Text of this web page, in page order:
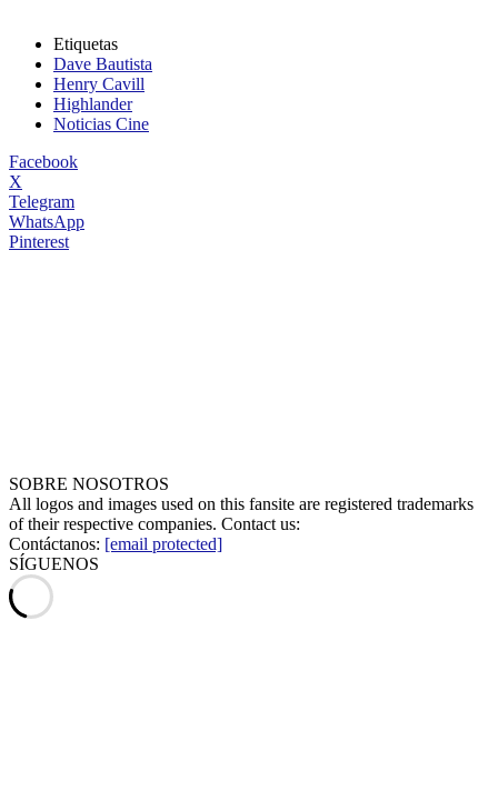
Etiquetas
Dave Bautista
Henry Cavill
Highlander
Noticias Cine
Facebook
X
Telegram
WhatsApp
Pinterest
SOBRE NOSOTROS
All logos and images used on this fansite are registered trademarks
of their respective companies. Contact us:
Contáctanos: [email protected]
SÍGUENOS